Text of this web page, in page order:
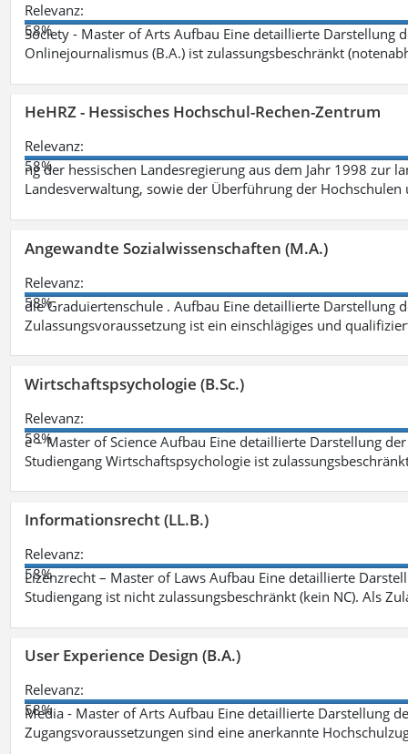
Relevanz:
58%
Society - Master of Arts Aufbau Eine detaillierte Darstellung
Onlinejournalismus (B.A.) ist zulassungsbeschränkt
HeHRZ - Hessisches Hochschul-Rechen-Zentrum
Relevanz:
58%
ng der hessischen Landesregierung aus dem Jahr 1998 zur
Landesverwaltung, sowie der Überführung der
Angewandte Sozialwissenschaften (M.A.)
Relevanz:
58%
die Graduiertenschule . Aufbau Eine detaillierte Darstellung
Zulassungsvoraussetzung ist ein einschlägiges und
Wirtschaftspsychologie (B.Sc.)
Relevanz:
58%
e – Master of Science Aufbau Eine detaillierte Darstellung
Studiengang Wirtschaftspsychologie ist
Informationsrecht (LL.B.)
Relevanz:
58%
Lizenzrecht – Master of Laws Aufbau Eine detaillierte
Studiengang ist nicht zulassungsbeschränkt (kein NC). Als
User Experience Design (B.A.)
Relevanz:
58%
Media - Master of Arts Aufbau Eine detaillierte Darstellung
Zugangsvoraussetzungen sind eine anerkannte